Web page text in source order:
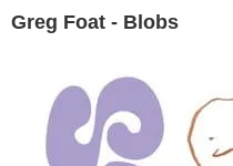
Greg Foat - Blobs